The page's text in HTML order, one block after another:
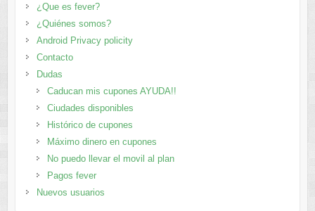
¿Que es fever?
¿Quiénes somos?
Android Privacy policity
Contacto
Dudas
Caducan mis cupones AYUDA!!
Ciudades disponibles
Histórico de cupones
Máximo dinero en cupones
No puedo llevar el movil al plan
Pagos fever
Nuevos usuarios